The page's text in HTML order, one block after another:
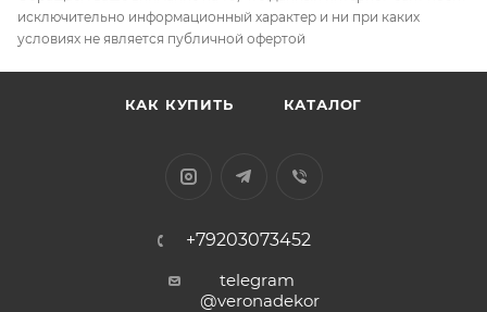
исключительно информационный характер и ни при каких
условиях не является публичной офертой
КАК КУПИТЬ КАТАЛОГ
+79203073452
telegram
@veronadekor